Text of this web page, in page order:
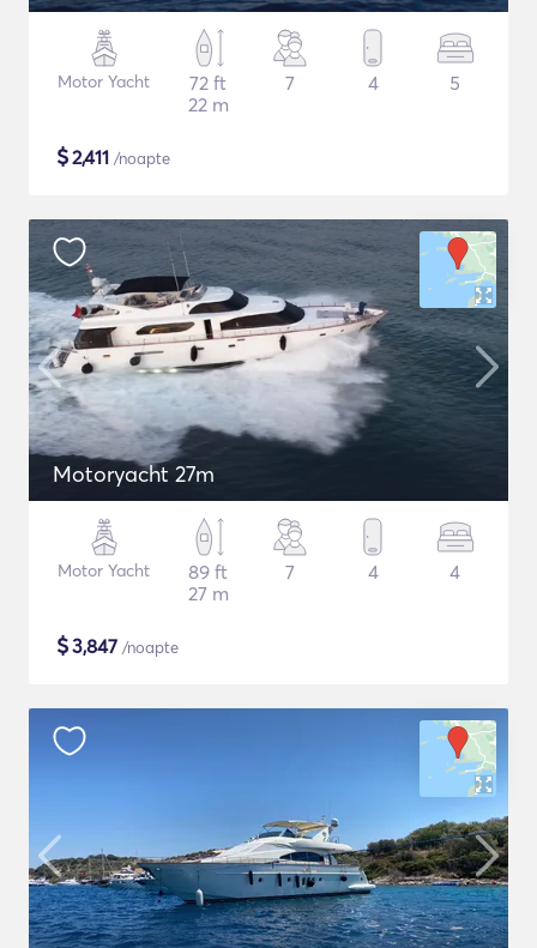
Motor Yacht
72 ft
22 m
7 4 5
$2,411 /noapte
Motoryacht 27m
Motor Yacht
89 ft
27 m
7 4 4
$3,847 /noapte